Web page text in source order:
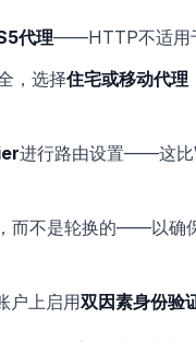
代理——HTTP不适用
，选择住宅或移动代理
进行路由设置——这比
，而不是轮换的——以确
户上启用双因素身份验